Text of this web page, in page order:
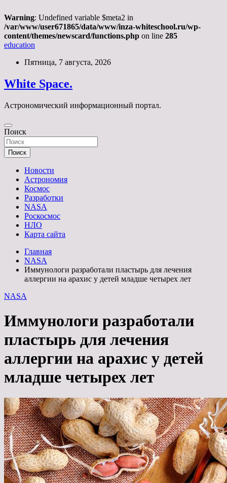
Warning: Undefined variable $meta2 in
/var/www/user671865/data/www/inza-whiteschool.ru/wp-
content/themes/newscard/functions.php on line 285
education
Перейти
содержимому
Пятница, 7 августа, 2026
White Space.
Астрономический информационный портал.
Поиск
Поиск
Новости
Астрономия
Космос
Разработки
NASA
Роскосмос
НЛО
Карта сайта
Главная
NASA
Иммунологи разработали пластырь для лечения
аллергии на арахис у детей младше четырех лет
NASA
Иммунологи разработали
пластырь для лечения
аллергии на арахис у детей
младше четырех лет